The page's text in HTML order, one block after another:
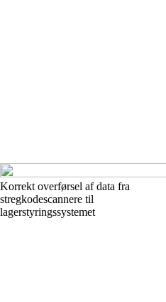
Korrekt overførsel af data fra
stregkodescannere til
lagerstyringssystemet